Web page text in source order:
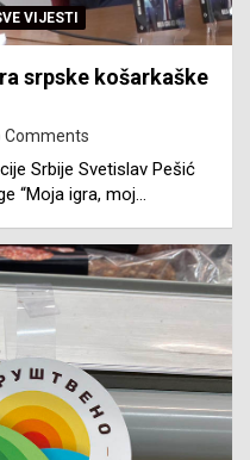
VIJESTI
srpske košarkaške
Comments
Srbije Svetislav Pešić
“Moja igra, moj…